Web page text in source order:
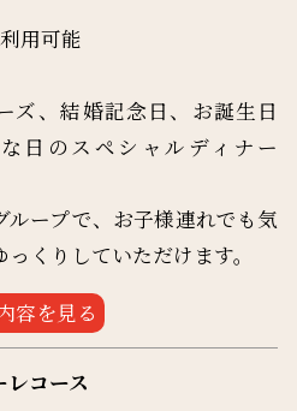
スタ
盛り合せ
又は紅茶
では名前入り誕生日、アニバ
ートサービスしています。
お客様は、コメント欄に注
様それぞれの内訳を書いてい
用可能
ズ、結婚記念日、お誕生日
日のスペシャルディナー
ループで、お子様連れでも気
くりしていただけます。
ッフまでお問い合わせくだ
レコース